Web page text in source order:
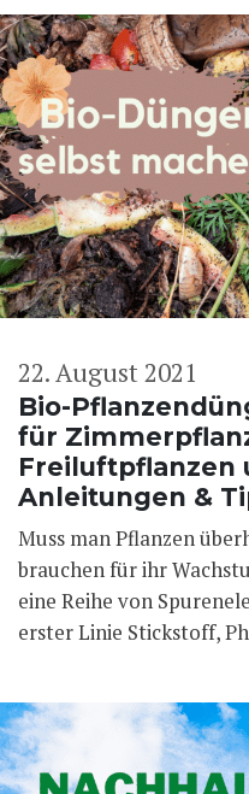
Bio-
für
Freiluftpflanzen
Anleitungen &
22. August 2021
Muss man Pflanzen
brauchen für ihr
eine Reihe von
erster Linie Stickstoff,